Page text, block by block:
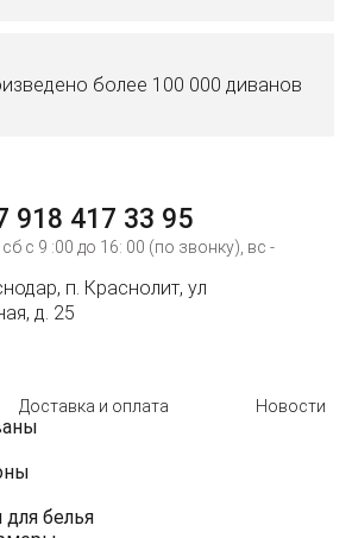
более 100 000 диванов
918 417 33 95
с 9 :00 до 16: 00 (по звонку), вс -
п. Краснолит, ул
д. 25
Доставка и оплата Новости
белья